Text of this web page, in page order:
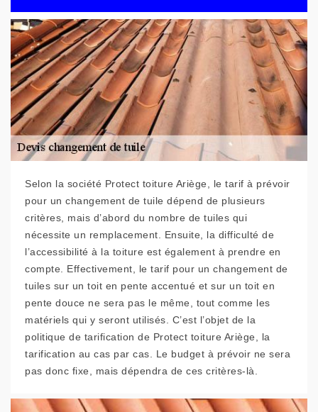
Selon la société Protect toiture Ariège, le tarif à prévoir
pour un changement de tuile dépend de plusieurs
critères, mais d’abord du nombre de tuiles qui
nécessite un remplacement. Ensuite, la difficulté de
l’accessibilité à la toiture est également à prendre en
compte. Effectivement, le tarif pour un changement de
tuiles sur un toit en pente accentué et sur un toit en
pente douce ne sera pas le même, tout comme les
matériels qui y seront utilisés. C’est l’objet de la
politique de tarification de Protect toiture Ariège, la
tarification au cas par cas. Le budget à prévoir ne sera
pas donc fixe, mais dépendra de ces critères-là.